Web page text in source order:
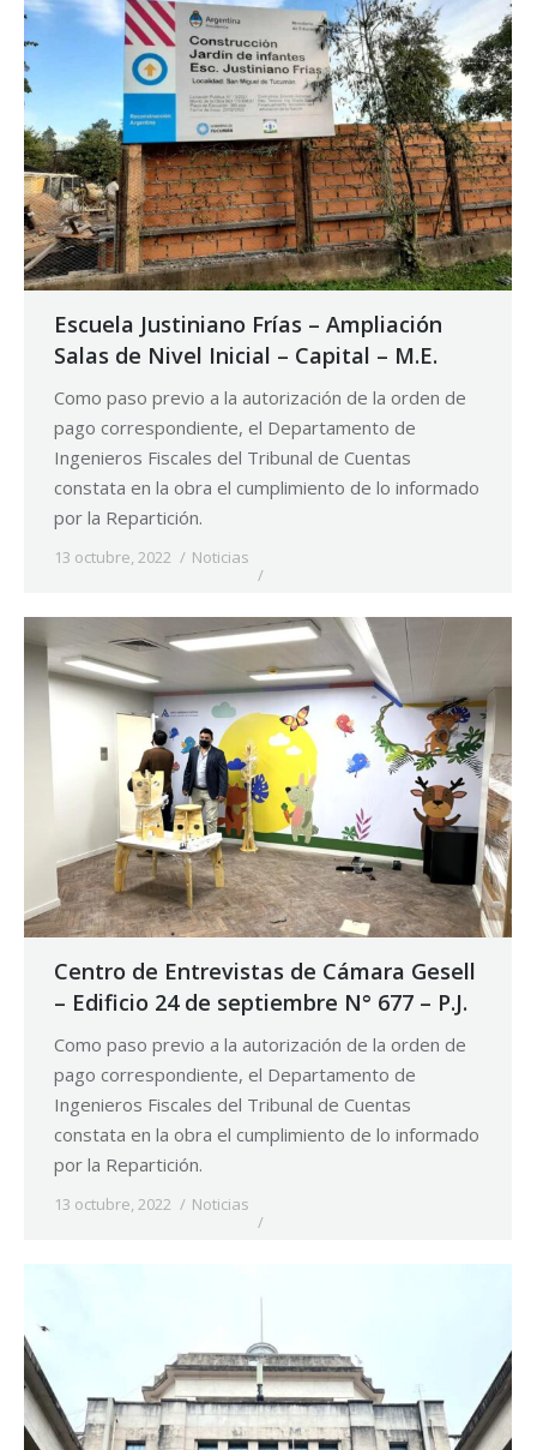
Escuela Justiniano Frías – Ampliación
Salas de Nivel Inicial – Capital – M.E.
Como paso previo a la autorización de la orden de
pago correspondiente, el Departamento de
Ingenieros Fiscales del Tribunal de Cuentas
constata en la obra el cumplimiento de lo informado
por la Repartición.
13 octubre, 2022 Noticias
Centro de Entrevistas de Cámara Gesell
– Edificio 24 de septiembre N° 677 – P.J.
Como paso previo a la autorización de la orden de
pago correspondiente, el Departamento de
Ingenieros Fiscales del Tribunal de Cuentas
constata en la obra el cumplimiento de lo informado
por la Repartición.
13 octubre, 2022 Noticias